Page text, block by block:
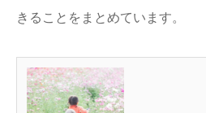
きることをまとめています。